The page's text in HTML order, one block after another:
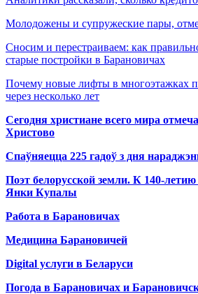
Молодожены и супружеские пары,
Сносим и перестраиваем: как
старые постройки в Барановичах
Почему новые лифты в многоэтажках
через несколько лет
Сегодня христиане всего мира
Христово
Спаўняецца 225 гадоў з дня
Поэт белорусской земли. К 140-
Янки Купалы
Работа в Барановичах
Медицина Барановичей
Digital услуги в Беларуси
Погода в Барановичах и